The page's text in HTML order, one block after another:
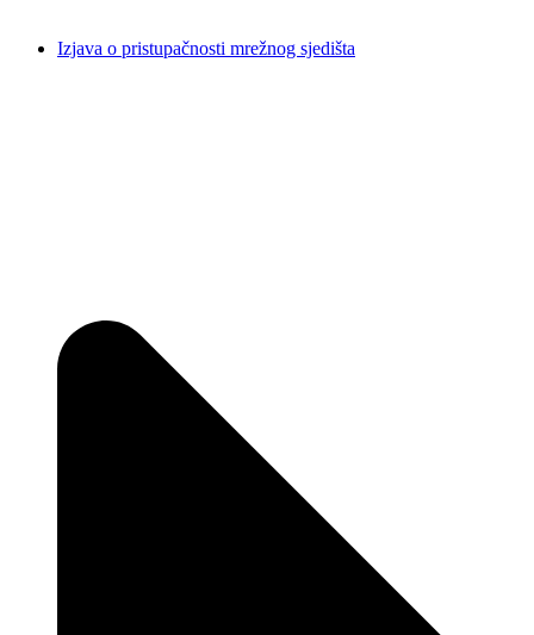
Izjava o pristupačnosti mrežnog sjedišta